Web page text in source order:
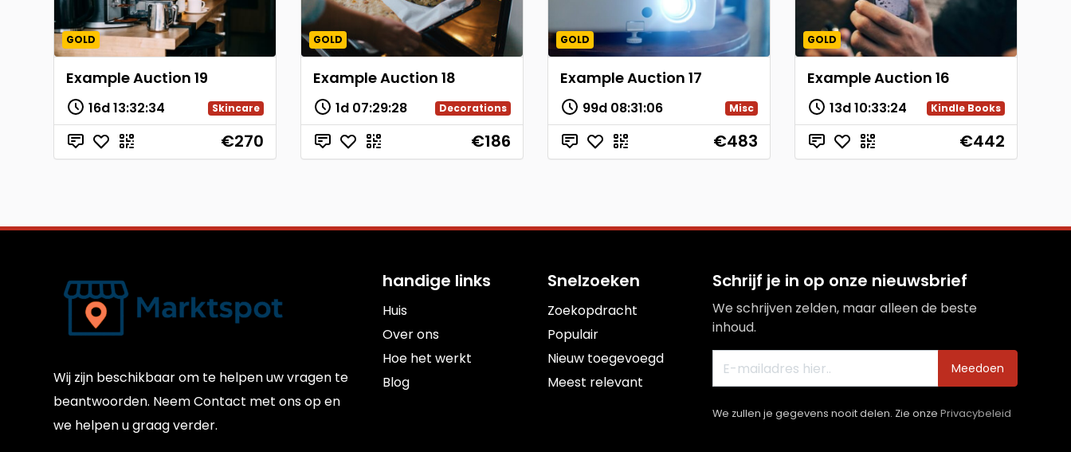
GOLD
Example Auction 19
16d13:32:33 Skincare
€270
GOLD
Example Auction 18
1d 07:29:27 Decorations
€186
GOLD
Example Auction 17
99d 08:31:05 Misc
€483
GOLD
Example Auction 16
13d10:33:23 Kindle Books
€442
Wij zijn beschikbaar om te helpen uw vragen te
beantwoorden. Neem Contact met ons op en
we helpen u graag verder.
handige links
Huis
Over ons
Hoe het werkt
Blog
Snelzoeken
Zoekopdracht
Populair
Nieuw toegevoegd
Meest relevant
Schrijf je in op onze nieuwsbrief
We schrijven zelden, maar alleen de beste
inhoud.
Meedoen
We zullen je gegevens nooit delen. Zie onze Privacybeleid